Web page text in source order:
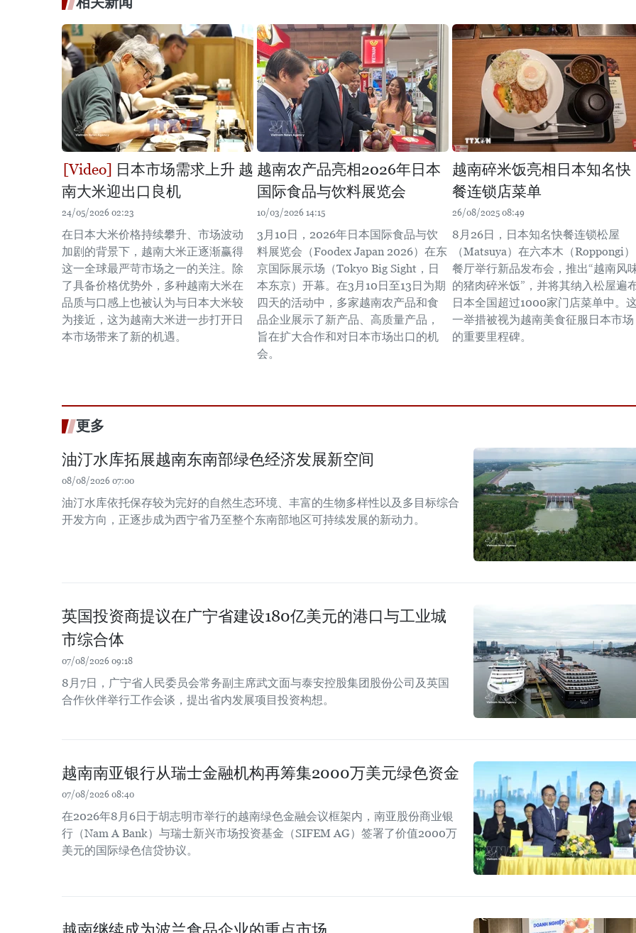
日本市场需求上升 越
南大米迎出口良机
24/05/2026 02:23
在日本大米价格持续攀升、市场波动
加剧的背景下，越南大米正逐渐赢得
这一全球最严苛市场之一的关注。除
了具备价格优势外，多种越南大米在
品质与口感上也被认为与日本大米较
为接近，这为越南大米进一步打开日
本市场带来了新的机遇。
越南农产品亮相2026年日本
国际食品与饮料展览会
10/03/2026 14:15
3月10日，2026年日本国际食品与饮
料展览会（Foodex Japan 2026）在东
京国际展示场（Tokyo Big Sight，日
本东京）开幕。在3月10日至13日为期
四天的活动中，多家越南农产品和食
品企业展示了新产品、高质量产品，
旨在扩大合作和对日本市场出口的机
会。
越南碎米饭亮相日本知名快
餐连锁店菜单
26/08/2025 08:49
8月26日，日本知名快餐连锁松屋
（Matsuya）在六本木（Roppongi）
餐厅举行新品发布会，推出“越南风
的猪肉碎米饭”，并将其纳入松屋遍
日本全国超过1000家门店菜单中。
一举措被视为越南美食征服日本市场
的重要里程碑。
更多
油汀水库拓展越南东南部绿色经济发展新空间
08/08/2026 07:00
油汀水库依托保存较为完好的自然生态环境、丰富的生物多样性以及多目标综合
开发方向，正逐步成为西宁省乃至整个东南部地区可持续发展的新动力。
英国投资商提议在广宁省建设180亿美元的港口与工业城
市综合体
07/08/2026 09:18
8月7日，广宁省人民委员会常务副主席武文面与泰安控股集团股份公司及英国
合作伙伴举行工作会谈，提出省内发展项目投资构想。
越南南亚银行从瑞士金融机构再筹集2000万美元绿色资金
07/08/2026 08:40
在2026年8月6日于胡志明市举行的越南绿色金融会议框架内，南亚股份商业银
行（Nam A Bank）与瑞士新兴市场投资基金（SIFEM AG）签署了价值2000万
美元的国际绿色信贷协议。